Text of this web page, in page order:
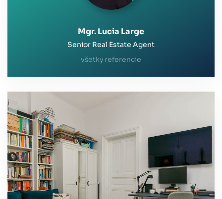
Mgr. Lucia Large
Senior Real Estate Agent
všetky referencie